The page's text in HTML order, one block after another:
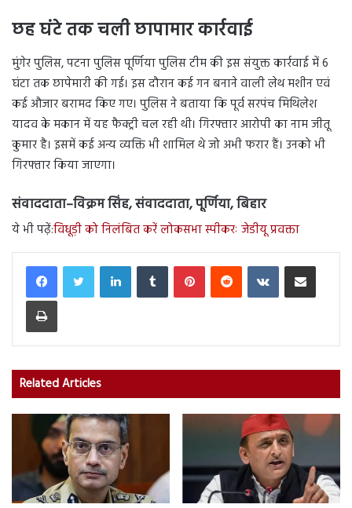
छह घंटे तक चली छापामार कार्रवाई
मुंगेर पुलिस, पटना पुलिस पूर्णिया पुलिस टीम की इस संयुक्त कार्रवाई में 6
घंटा तक छापेमारी की गई। इस दौरान कई गन बनाने वाली लेथ मशीन एवं
कई औजार बरामद किए गए। पुलिस ने बताया कि पूर्व सरपंच मिथिलेश
यादव के मकान में यह फैक्ट्री चल रही थी। गिरफ्तार आरोपी का नाम जीतू
कुमार है। इसमें कई अन्य व्यक्ति भी शामिल थे जो अभी फरार हैं। उनको भी
गिरफ्तार किया जाएगा।
संवाददाता–विक्रम सिंह, संवाददाता, पूर्णिया, बिहार
ये भी पढ़ें:विधूड़ी को निलंबित करें लोकसभा स्पीकरः जेडीयू प्रवक्ता
LinkedInTumblr PinterestReddit VKontakteShare via Email
Print
Related Articles